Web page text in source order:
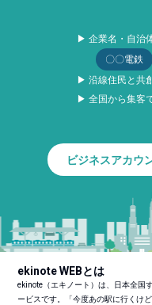
▶ 企業名・自治
〇〇電鉄
▶ 沿線住民と共
▶ 全国から集客
ビジネスアカウ
ekinote WEBとは
ekinote（エキノート）は、日本全国
ービスです。「今度あの駅に行くけ